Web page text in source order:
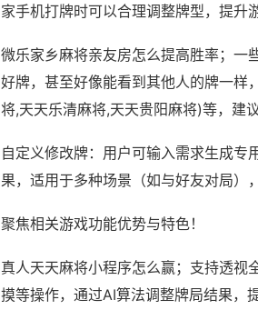
家手机打牌时可以合理调整牌型，提升
微乐家乡麻将亲友房怎么提高胜率；一
好牌，甚至好像能看到其他人的牌一样
将,天天乐清麻将,天天贵阳麻将)等，建
自定义修改牌：用户可输入需求生成专
果，适用于多种场景（如与好友对局）
聚焦相关游戏功能优势与特色！
真人天天麻将小程序怎么赢；支持透视
摸等操作，通过AI算法调整牌局结果，